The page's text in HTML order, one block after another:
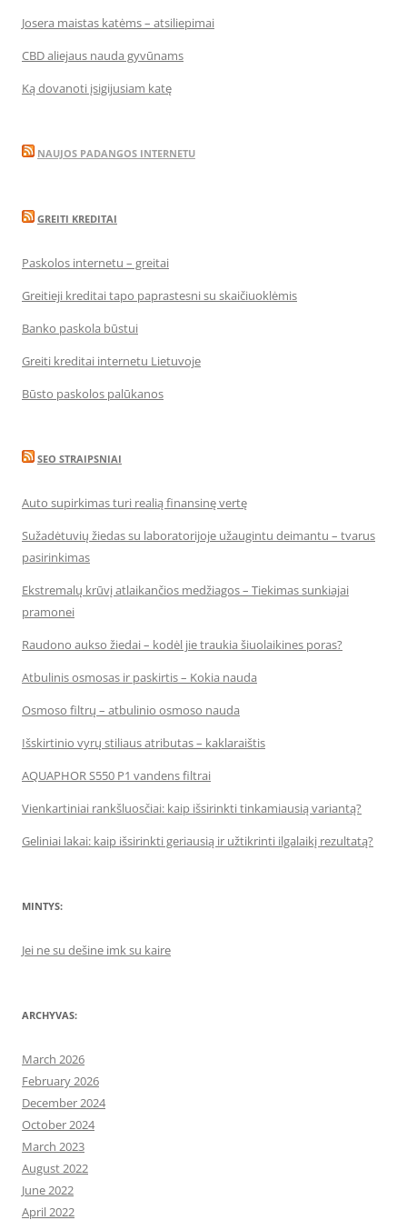
Josera maistas katėms – atsiliepimai
CBD aliejaus nauda gyvūnams
Ką dovanoti įsigijusiam katę
NAUJOS PADANGOS INTERNETU
GREITI KREDITAI
Paskolos internetu – greitai
Greitieji kreditai tapo paprastesni su skaičiuoklėmis
Banko paskola būstui
Greiti kreditai internetu Lietuvoje
Būsto paskolos palūkanos
SEO STRAIPSNIAI
Auto supirkimas turi realią finansinę vertę
Sužadėtuvių žiedas su laboratorijoje užaugintu deimantu – tvarus
pasirinkimas
Ekstremalų krūvį atlaikančios medžiagos – Tiekimas sunkiajai
pramonei
Raudono aukso žiedai – kodėl jie traukia šiuolaikines poras?
Atbulinis osmosas ir paskirtis – Kokia nauda
Osmoso filtrų – atbulinio osmoso nauda
Išskirtinio vyrų stiliaus atributas – kaklaraištis
AQUAPHOR S550 P1 vandens filtrai
Vienkartiniai rankšluosčiai: kaip išsirinkti tinkamiausią variantą?
Geliniai lakai: kaip išsirinkti geriausią ir užtikrinti ilgalaikį rezultatą?
MINTYS:
Jei ne su dešine imk su kaire
ARCHYVAS:
March 2026
February 2026
December 2024
October 2024
March 2023
August 2022
June 2022
April 2022